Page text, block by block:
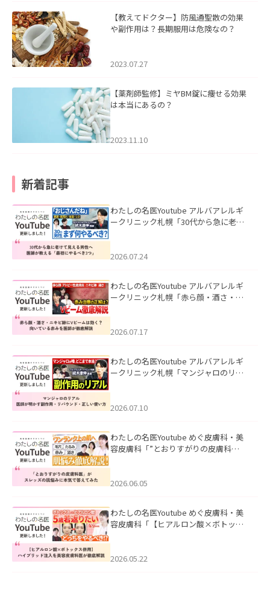
【教えてドクター】防風通聖散の効果
や副作用は？長期服用は危険なの？
2023.07.27
【薬剤師監修】ミヤBM錠に痩せる効果
は本当にあるの？
2023.11.10
新着記事
わたしの名医Youtube アルバアレルギ
ークリニック札幌「30代から急に老け
た。
2026.07.24
わたしの名医Youtube アルバアレルギ
ークリニック札幌「赤ら顔・酒さ・ニ
した。
2026.07.17
わたしの名医Youtube アルバアレルギ
ークリニック札幌「マンジャロのリア
た。
2026.07.10
わたしの名医Youtube めぐ皮膚科・美
容皮膚科「”とおりすがりの皮膚科
2026.06.05
わたしの名医Youtube めぐ皮膚科・美
容皮膚科「【ヒアルロン酸×ボトック
た。
2026.05.22